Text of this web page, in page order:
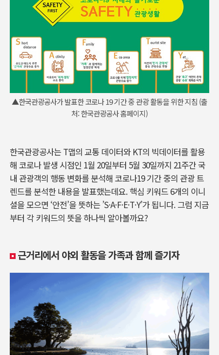
▲한국관광공사가 발표한 코로나 19 기간 중 관광 활동을 위한 지침 (출
처: 한국관광공사 홈페이지)
한국관광공사는 T맵의 교통 데이터와 KT의 빅데이터를 활용
해 코로나 발생 시점인 1월 20일부터 5월 30일까지 21주간 국
내 관광객의 행동 변화를 분석해 코로나19 기간 중의 관광 트
렌드를 분석한 내용을 발표했는데요. 핵심 키워드 6개의 이니
셜을 모으면 ‘안전’을 뜻하는 ’S·A·F·E·T·Y’가 됩니다. 그럼 지금
부터 각 키워드의 뜻을 하나씩 알아볼까요?
근거리에서 야외 활동을 가족과 함께 즐기자